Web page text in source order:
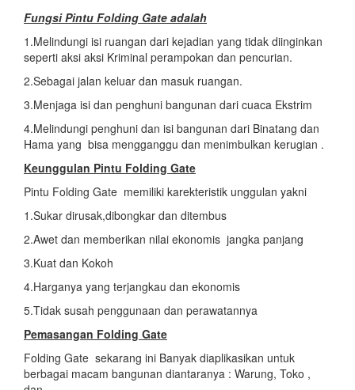
Fungsi Pintu Folding Gate adalah
1.Melindungi isi ruangan dari kejadian yang tidak diinginkan
seperti aksi aksi Kriminal perampokan dan pencurian.
2.Sebagai jalan keluar dan masuk ruangan.
3.Menjaga isi dan penghuni bangunan dari cuaca Ekstrim
4.Melindungi penghuni dan isi bangunan dari Binatang dan
Hama yang bisa mengganggu dan menimbulkan kerugian .
Keunggulan Pintu Folding Gate
Pintu Folding Gate memiliki karekteristik unggulan yakni
1.Sukar dirusak,dibongkar dan ditembus
2.Awet dan memberikan nilai ekonomis jangka panjang
3.Kuat dan Kokoh
4.Harganya yang terjangkau dan ekonomis
5.Tidak susah penggunaan dan perawatannya
Pemasangan Folding Gate
Folding Gate sekarang ini Banyak diaplikasikan untuk
berbagai macam bangunan diantaranya : Warung, Toko ,